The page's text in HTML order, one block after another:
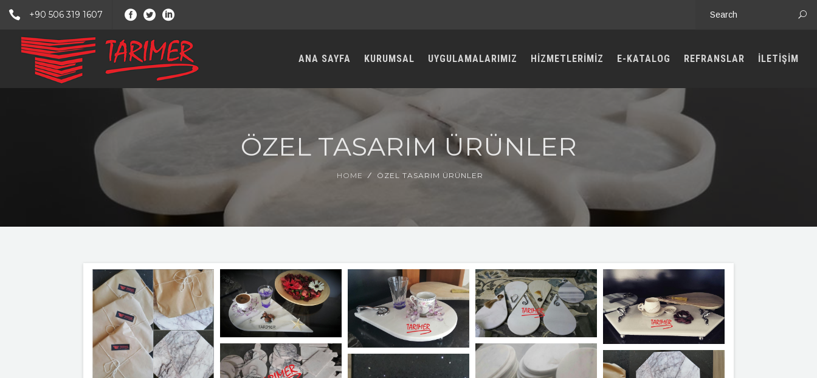
+90 506 319 1607
ANA SAYFA KURUMSAL UYGULAMALARIMIZ HİZMETLERİMİZ E-KATALOG REFRANSLAR İLETİŞİM
ÖZEL TASARIM ÜRÜNLER
HOME ÖZEL TASARIM ÜRÜNLER